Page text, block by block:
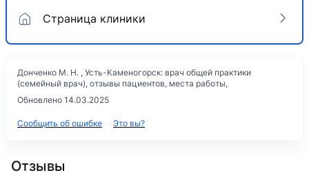
Страница клиники
Донченко М. Н. , Усть-Каменогорск: врач общей практики
(семейный врач), отзывы пациентов, места работы,
Обновлено 14.03.2025
Сообщить об ошибке Это вы?
Отзывы